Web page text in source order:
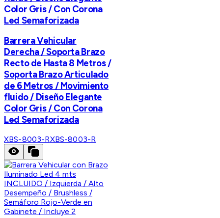
Color Gris / Con Corona
Led Semaforizada
Barrera Vehicular
Derecha / Soporta Brazo
Recto de Hasta 8 Metros /
Soporta Brazo Articulado
de 6 Metros / Movimiento
fluido / Diseño Elegante
Color Gris / Con Corona
Led Semaforizada
XBS-8003-RXBS-8003-R